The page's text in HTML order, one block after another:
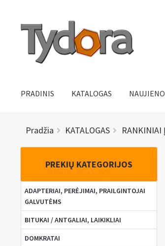
Pereiti
meniu
Pereiti
turinio
PRADINIS KATALOGAS
Pradžia KATALOGAS RANKINIAI
PREKIŲ KATEGORIJOS
ADAPTERIAI, PERĖJIMAI, PRAILGINTOJAI
GALVUTĖMS
BITUKAI / ANTGALIAI, LAIKIKLIAI
DOMKRATAI